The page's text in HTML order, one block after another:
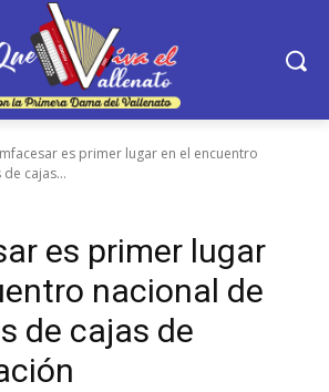
es primer lugar en el encuentro
cajas...
es primer lugar
nacional de
de cajas de